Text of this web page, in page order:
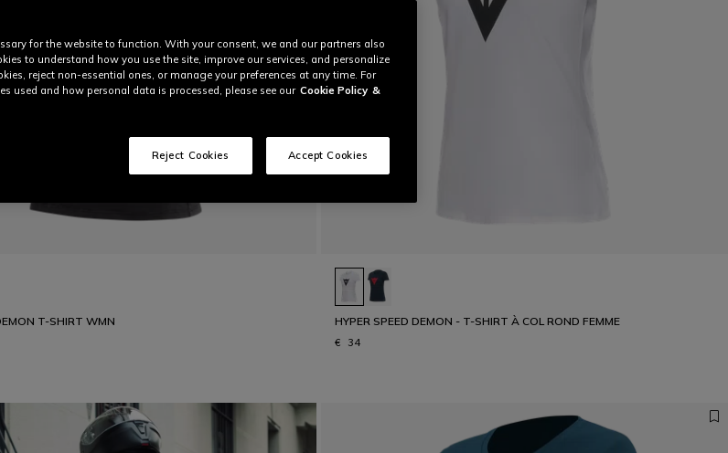
T-SHIRT WMN
HYPER SPEED DEMON - T-SHIRT À COL ROND FEMME
€ 34
for the website to function. With your consent, we and our partners also
to understand how you use the site, improve our services, and personalize
reject non-essential ones, or manage your preferences at any time. For
used and how personal data is processed, please see our Cookie Policy &
Reject Cookies Accept Cookies